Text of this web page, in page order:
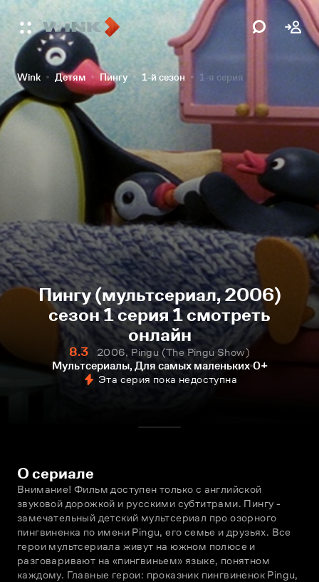
Wink Детям Пингу 1-й сезон 1-я серия
Пингу (мультсериал, 2006)
сезон 1 серия 1 смотреть
онлайн
8.3
2006, Pingu (The Pingu Show)
Мультсериалы, Для самых маленьких 0+
Эта серия пока недоступна
О сериале
Внимание! Фильм доступен только с английской
звуковой дорожкой и русскими субтитрами. Пингу -
замечательный детский мультсериал про озорного
пингвиненка по имени Pingu, его семье и друзьях. Все
герои мультсериала живут на южном полюсе и
разговаривают на «пингвиньем» языке, понятном
каждому. Главные герои: проказник пингвиненок Pingu,